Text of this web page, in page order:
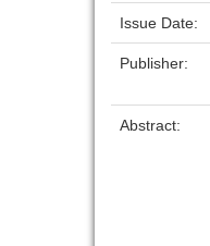
Issue Date:
Publisher:
Abstract: